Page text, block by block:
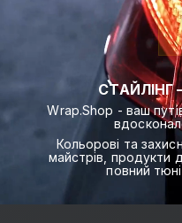
Wrap.Shop - ваш
Кольорові та
майстрів, продукти
повний